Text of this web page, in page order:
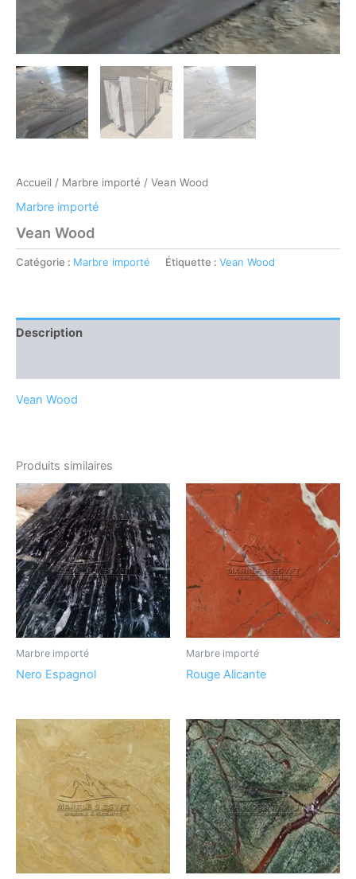
Accueil / Marbre importé / Vean Wood
Marbre importé
Vean Wood
Catégorie : Marbre importé Étiquette : Vean Wood
Description
Vean Wood
Produits similaires
Marbre importé
Nero Espagnol
Marbre importé
Rouge Alicante